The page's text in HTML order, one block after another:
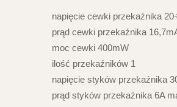
napięcie cewki przekaźnika
prąd cewki przekaźnika
moc cewki 400mW
ilość przekaźników 1
napięcie styków przekaźnika
prąd styków przekaźnika 6A